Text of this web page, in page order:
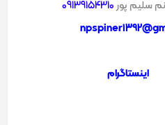
سلیم پور 09139154310
اینستاگرام